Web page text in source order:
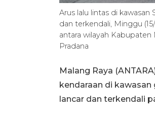
Arus lalu lintas di
dan terkendali, Minggu
antara wilayah
Pradana
Malang Raya
kendaraan di kawasan
lancar dan terkendali